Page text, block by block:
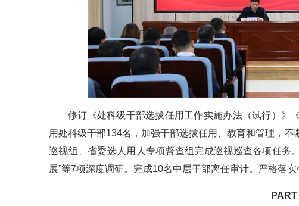
修订《处科级干部选拔任用工作实施办法（试行）》
用处科级干部134名，加强干部选拔任用、教育和管理，
巡视组、省委选人用人专项督查组完成巡视巡查各项任务
展”等7项深度调研。完成10名中层干部离任审计。严格落